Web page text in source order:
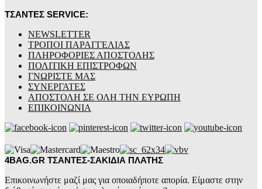
ΤΣΑΝΤΕΣ SERVICE:
NEWSLETTER
ΤΡΟΠΟΙ ΠΑΡΑΓΓΕΛΙΑΣ
ΠΛΗΡΟΦΟΡΙΕΣ ΑΠΟΣΤΟΛΗΣ
ΠΟΛΙΤΙΚΗ ΕΠΙΣΤΡΟΦΩΝ
ΓΝΩΡΙΣΤΕ ΜΑΣ
ΣΥΝΕΡΓΑΤΕΣ
ΑΠΟΣΤΟΛΗ ΣΕ ΟΛΗ ΤΗΝ ΕΥΡΩΠΗ
ΕΠΙΚΟΙΝΩΝΙΑ
4BAG.GR ΤΣΑΝΤΕΣ-ΣΑΚΙΔΙΑ ΠΛΑΤΗΣ
Επικοινωνήστε μαζί μας για οποιαδήποτε απορία. Είμαστε στην